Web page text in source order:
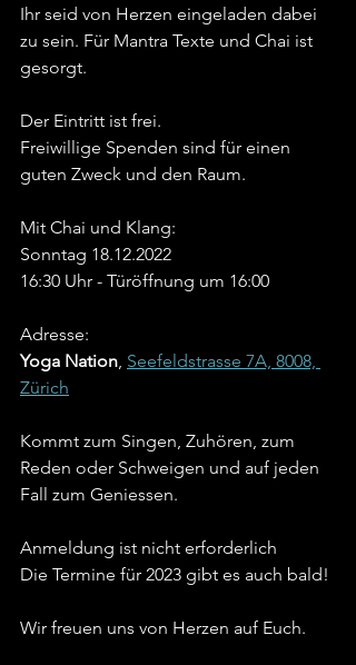
Ihr seid von Herzen eingeladen dabei
zu sein. Für Mantra Texte und Chai ist
gesorgt.
Der Eintritt ist frei.
Freiwillige Spenden sind für einen
guten Zweck und den Raum.
Mit Chai und Klang:
Sonntag 18.12.2022
16:30 Uhr - Türöffnung um 16:00
Adresse:
Yoga Nation, Seefeldstrasse 7A, 8008,
Zürich
Kommt zum Singen, Zuhören, zum
Reden oder Schweigen und auf jeden
Fall zum Geniessen.
Anmeldung ist nicht erforderlich
Die Termine für 2023 gibt es auch bald!
Wir freuen uns von Herzen auf Euch.